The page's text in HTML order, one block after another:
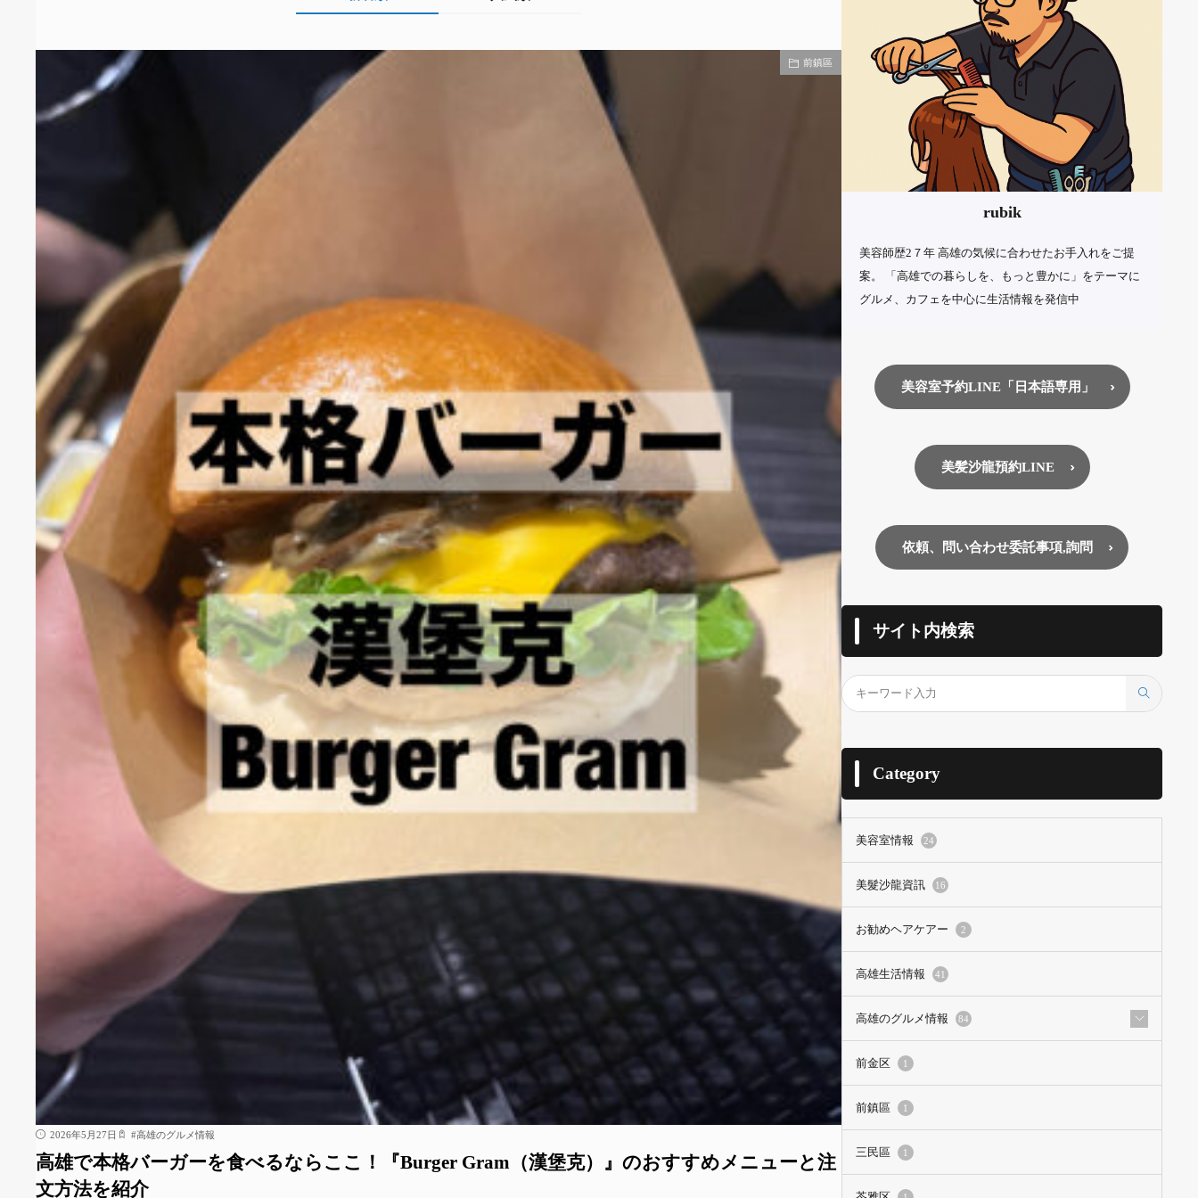
前鎮區
2026年5月27日 #高雄のグルメ情報
高雄で本格バーガーを食べるならここ！『Burger Gram（漢堡克）』のおすすめメニューと注
文方法を紹介
rubik
美容師歴2７年 高雄の気候に合わせたお手入れをご提
案。 「高雄での暮らしを、もっと豊かに」をテーマに
グルメ、カフェを中心に生活情報を発信中
美容室予約LINE「日本語専用」
美髪沙龍預約LINE
依頼、問い合わせ委託事項,詢問
サイト内検索
Category
美容室情報 24
美髮沙龍資訊 16
お勧めヘアケアー 2
高雄生活情報 41
高雄のグルメ情報 84
前金区 1
前鎮區 1
三民區 1